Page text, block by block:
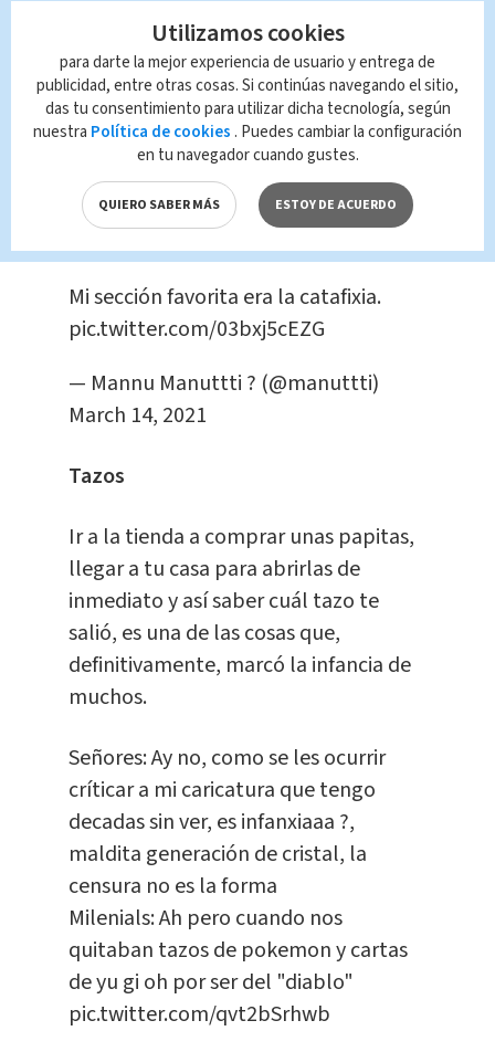
presenciar la famosa sección de ‘La
Catafixia’.
Al parecer muchos seguimos
extrañado despertar en domingo,
prender el TV y sintonizar en familia
con Chabelo.
Mi sección favorita era la catafixia.
pic.twitter.com/03bxj5cEZG
— Mannu Manuttti ? (@manuttti)
March 14, 2021
Tazos
Ir a la tienda a comprar unas papitas,
llegar a tu casa para abrirlas de
inmediato y así saber cuál tazo te
salió, es una de las cosas que,
definitivamente, marcó la infancia de
muchos.
Señores: Ay no, como se les ocurrir
críticar a mi caricatura que tengo
decadas sin ver, es infanxiaaa ?,
maldita generación de cristal, la
censura no es la forma
Milenials: Ah pero cuando nos
quitaban tazos de pokemon y cartas
de yu gi oh por ser del "diablo"
pic.twitter.com/qvt2bSrhwb
Utilizamos cookies
para darte la mejor experiencia de usuario y entrega de
publicidad, entre otras cosas. Si continúas navegando el sitio,
das tu consentimiento para utilizar dicha tecnología, según
nuestra Política de cookies . Puedes cambiar la configuración
en tu navegador cuando gustes.
QUIERO SABER MÁS ESTOY DE ACUERDO